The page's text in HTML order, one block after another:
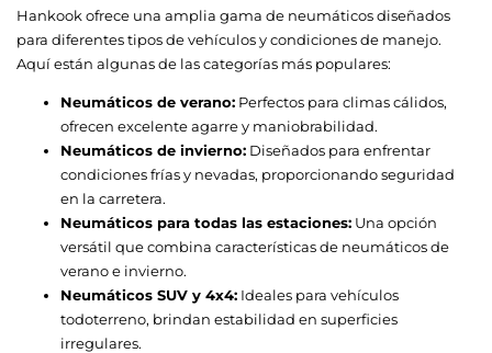
Hankook ofrece una amplia gama de neumáticos diseñados
para diferentes tipos de vehículos y condiciones de manejo.
Aquí están algunas de las categorías más populares:
Neumáticos de verano: Perfectos para climas cálidos,
ofrecen excelente agarre y maniobrabilidad.
Neumáticos de invierno: Diseñados para enfrentar
condiciones frías y nevadas, proporcionando seguridad
en la carretera.
Neumáticos para todas las estaciones: Una opción
versátil que combina características de neumáticos de
verano e invierno.
Neumáticos SUV y 4x4: Ideales para vehículos
todoterreno, brindan estabilidad en superficies
irregulares.